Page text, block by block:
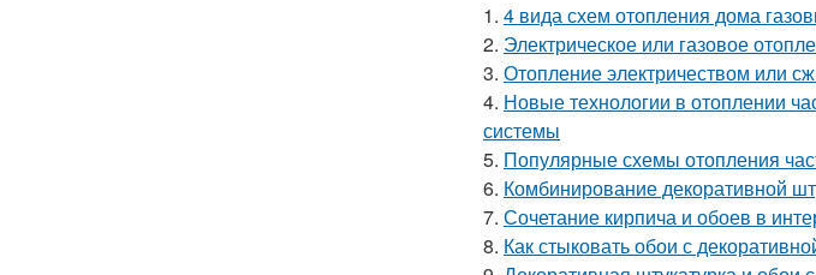
1. 4 вида схем отопления дома
2. Электрическое или газовое
3. Отопление электричеством или
4. Новые технологии в отоплении
системы
5. Популярные схемы отопления
6. Комбинирование декоративной
7. Сочетание кирпича и обоев в
8. Как стыковать обои с